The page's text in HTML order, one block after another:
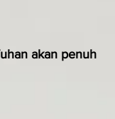
akan penuh